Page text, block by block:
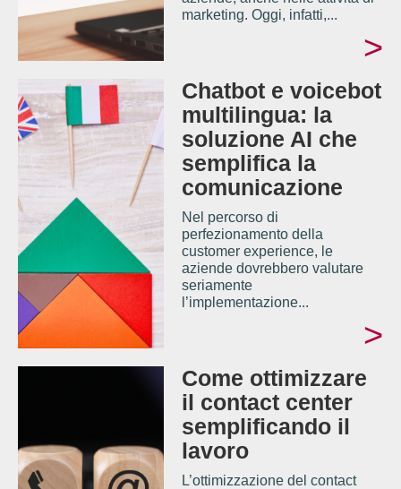
marketing. Oggi, infatti,...
>
Chatbot e voicebot
multilingua: la
soluzione AI che
semplifica la
comunicazione
Nel percorso di
perfezionamento della
customer experience, le
aziende dovrebbero valutare
seriamente
l’implementazione...
>
Come ottimizzare
il contact center
semplificando il
lavoro
L’ottimizzazione del contact